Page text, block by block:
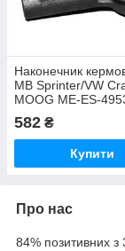
Наконечник
MB Sprinter/VW
MOOG ME-ES-
582 ₴
Купити
Про нас
84% позитивних з